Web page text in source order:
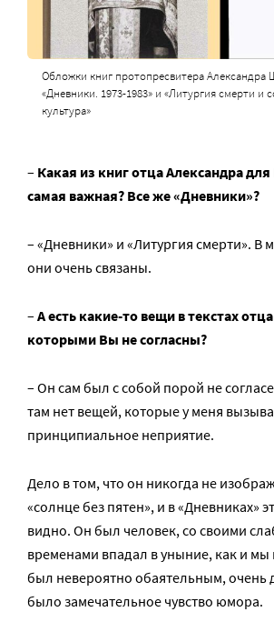
Обложки книг протопресвитера Александра
«Дневники. 1973-1983» и «Литургия смерти и
культура»
– Какая из книг отца Александра для
самая важная? Все же «Дневники»?
– «Дневники» и «Литургия смерти». В
они очень связаны.
– А есть какие-то вещи в текстах
которыми Вы не согласны?
– Он сам был с собой порой не
там нет вещей, которые у меня
принципиальное неприятие.
Дело в том, что он никогда не
«солнце без пятен», и в «Дневниках»
видно. Он был человек, со своими
временами впадал в уныние, как и мы
был невероятно обаятельным, очень
было замечательное чувство юмора.